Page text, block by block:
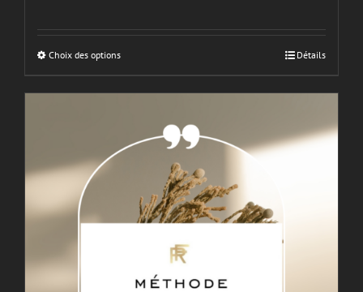
Choix des options Détails